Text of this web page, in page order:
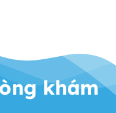
khám